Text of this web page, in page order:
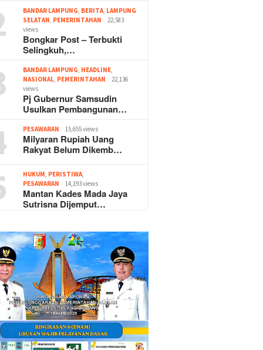
BANDAR LAMPUNG BERITA LAMPUNG
SELATAN PEMERINTAHAN
22,583
views
Bongkar Post – Terbukti
Selingkuh,…
BANDAR LAMPUNG HEADLINE
NASIONAL PEMERINTAHAN
22,136
views
Pj Gubernur Samsudin
Usulkan Pembangunan…
PESAWARAN 15,655 views
Milyaran Rupiah Uang
Rakyat Belum Dikemb…
HUKUM PERISTIWA
PESAWARAN
14,193 views
Mantan Kades Mada Jaya
Sutrisna Dijemput…